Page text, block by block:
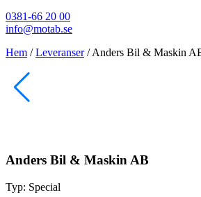
0381-66 20 00
info@motab.se
Hem /Leveranser/Anders Bil & Maskin
Anders Bil & Maskin AB
Typ: Special